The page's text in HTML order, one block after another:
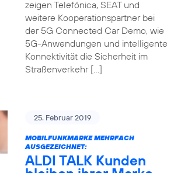
zeigen Telefónica, SEAT und
weitere Kooperationspartner bei
der 5G Connected Car Demo, wie
5G-Anwendungen und intelligente
Konnektivität die Sicherheit im
Straßenverkehr […]
25. Februar 2019
MOBILFUNKMARKE MEHRFACH
AUSGEZEICHNET:
ALDI TALK Kunden